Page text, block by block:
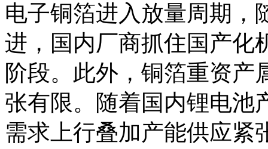
电子铜箔进入放量周期，
进，国内厂商抓住国产化
阶段。此外，铜箔重资产
张有限。随着国内锂电池
需求上行叠加产能供应紧